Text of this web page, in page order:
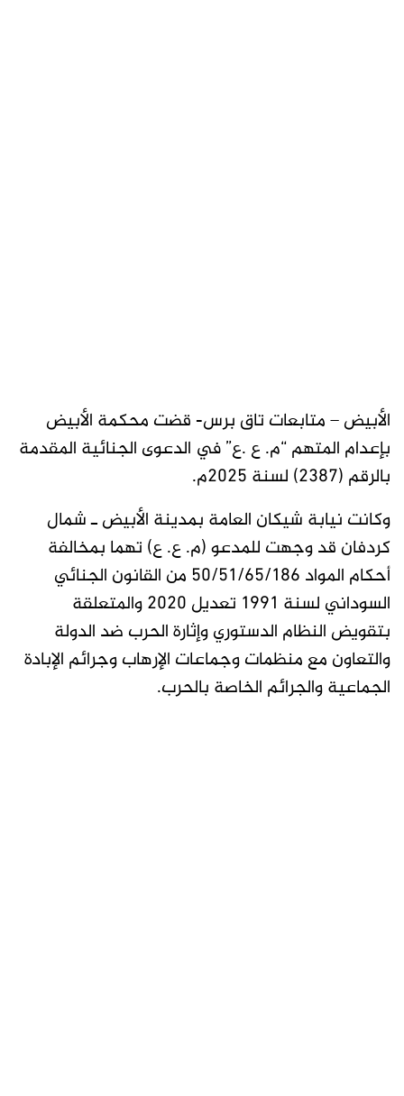
الأبيض – متابعات تاق برس- قضت محكمة الأبيض
بإعدام المتهم “م. ع .ع” في الدعوى الجنائية المقدمة
بالرقم (2387) لسنة 2025م.
وكانت نيابة شيكان العامة بمدينة الأبيض ـ شمال
كردفان قد وجهت للمدعو (م. ع. ع) تهما بمخالفة
أحكام المواد 50/51/65/186 من القانون الجنائي
السوداني لسنة 1991 تعديل 2020 والمتعلقة
بتقويض النظام الدستوري وإثارة الحرب ضد الدولة
والتعاون مع منظمات وجماعات الإرهاب وجرائم الإبادة
الجماعية والجرائم الخاصة بالحرب.